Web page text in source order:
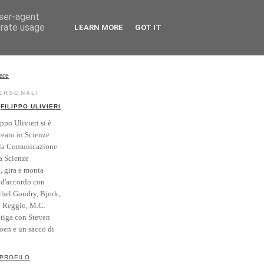
FILIPPO ULIVIERI
Ulivieri si è
in Scienze
Comunicazione
Scienze
gira e monta
con
Gondry, Bjork,
Reggio, M.C.
con Steven
e un sacco di
agent
usage
LEARN MORE GOT IT